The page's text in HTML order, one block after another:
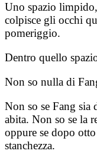
Uno spazio
colpisce gli occhi
pomeriggio.
Dentro quello
Non so nulla di
Non so se Fang
abita. Non so se la
oppure se dopo
stanchezza.